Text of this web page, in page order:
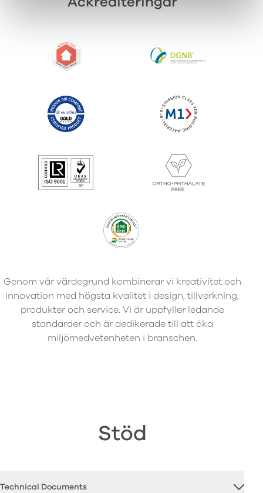
Genom vår värdegrund kombinerar vi kreativitet och
innovation med högsta kvalitet i design, tillverkning,
produkter och service. Vi är uppfyller ledande
standarder och är dedikerade till att öka
miljömedvetenheten i branschen.
Stöd
Technical Documents